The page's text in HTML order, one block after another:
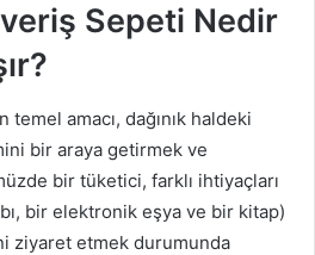
Sepeti Nedir
temel amacı, dağınık haldeki
bir araya getirmek ve
bir tüketici, farklı ihtiyaçları
bir elektronik eşya ve bir kitap)
ziyaret etmek durumunda